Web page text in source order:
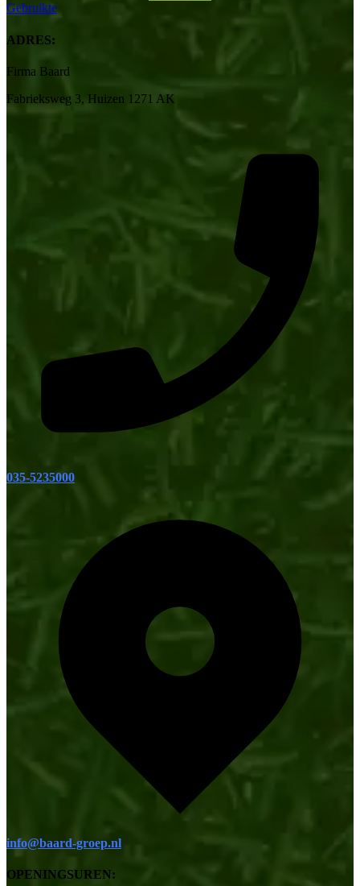
Gebruikte
ADRES:
Firma Baard
Fabrieksweg 3, Huizen 1271 AK
035-5235000
info@baard-groep.nl
OPENINGSUREN: